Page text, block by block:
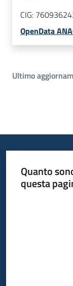
CIG:
OpenData
Ultimo
Quanto
questa